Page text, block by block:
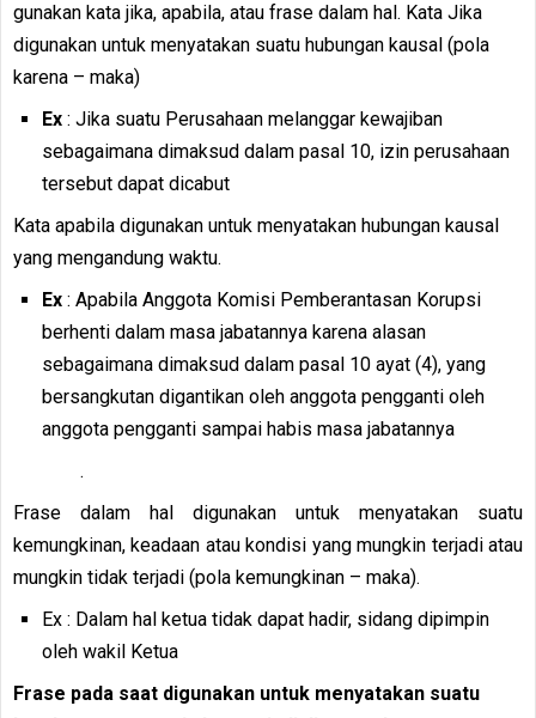
gunakan kata jika, apabila, atau frase dalam hal. Kata Jika
digunakan untuk menyatakan suatu hubungan kausal (pola
karena – maka)
Ex : Jika suatu Perusahaan melanggar kewajiban
sebagaimana dimaksud dalam pasal 10, izin perusahaan
tersebut dapat dicabut
Kata apabila digunakan untuk menyatakan hubungan kausal
yang mengandung waktu.
Ex : Apabila Anggota Komisi Pemberantasan Korupsi
berhenti dalam masa jabatannya karena alasan
sebagaimana dimaksud dalam pasal 10 ayat (4), yang
bersangkutan digantikan oleh anggota pengganti oleh
anggota pengganti sampai habis masa jabatannya
.
Frase dalam hal digunakan untuk menyatakan suatu
kemungkinan, keadaan atau kondisi yang mungkin terjadi atau
mungkin tidak terjadi (pola kemungkinan – maka).
Ex : Dalam hal ketua tidak dapat hadir, sidang dipimpin
oleh wakil Ketua
Frase pada saat digunakan untuk menyatakan suatu